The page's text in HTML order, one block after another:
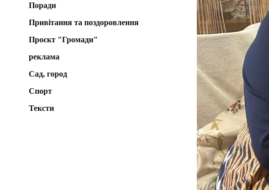
Поради
Привітання та поздоровлення
Проєкт "Громади"
реклама
Сад, город
Спорт
Тексти